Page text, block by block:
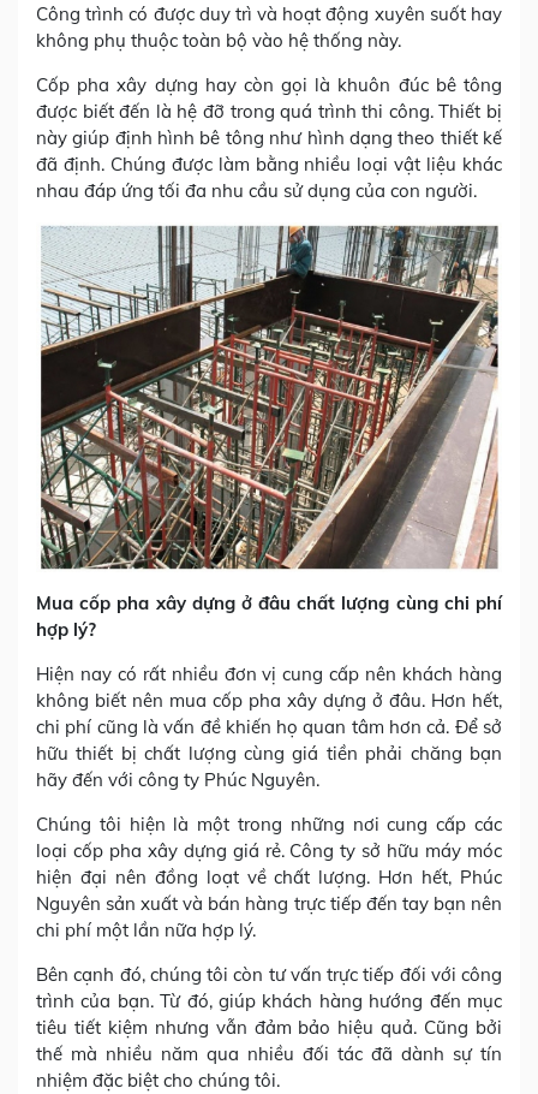
Công trình có được duy trì và hoạt động xuyên suốt hay
không phụ thuộc toàn bộ vào hệ thống này.
Cốp pha xây dựng hay còn gọi là khuôn đúc bê tông
được biết đến là hệ đỡ trong quá trình thi công. Thiết bị
này giúp định hình bê tông như hình dạng theo thiết kế
đã định. Chúng được làm bằng nhiều loại vật liệu khác
nhau đáp ứng tối đa nhu cầu sử dụng của con người.
Mua cốp pha xây dựng ở đâu chất lượng cùng chi phí
hợp lý?
Hiện nay có rất nhiều đơn vị cung cấp nên khách hàng
không biết nên mua cốp pha xây dựng ở đâu. Hơn hết,
chi phí cũng là vấn đề khiến họ quan tâm hơn cả. Để sở
hữu thiết bị chất lượng cùng giá tiền phải chăng bạn
hãy đến với công ty Phúc Nguyên.
Chúng tôi hiện là một trong những nơi cung cấp các
loại cốp pha xây dựng giá rẻ. Công ty sở hữu máy móc
hiện đại nên đồng loạt về chất lượng. Hơn hết, Phúc
Nguyên sản xuất và bán hàng trực tiếp đến tay bạn nên
chi phí một lần nữa hợp lý.
Bên cạnh đó, chúng tôi còn tư vấn trực tiếp đối với công
trình của bạn. Từ đó, giúp khách hàng hướng đến mục
tiêu tiết kiệm nhưng vẫn đảm bảo hiệu quả. Cũng bởi
thế mà nhiều năm qua nhiều đối tác đã dành sự tín
nhiệm đặc biệt cho chúng tôi.